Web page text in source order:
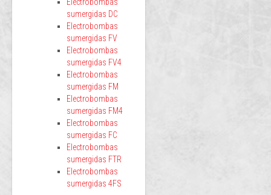
sumergidas DC
Electrobombas
sumergidas FV
Electrobombas
sumergidas FV4
Electrobombas
sumergidas FM
Electrobombas
sumergidas FM4
Electrobombas
sumergidas FC
Electrobombas
sumergidas FTR
Electrobombas
sumergidas 4FS